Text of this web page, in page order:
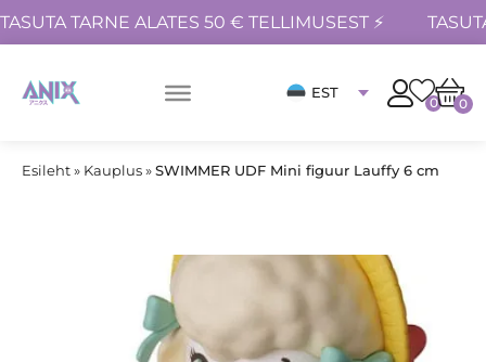
TASUTA TARNE ALATES 50 € TELLIMUSEST ⚡
EST
0 0
Esileht» Kauplus»SWIMMER UDF Mini figuur Lauffy 6 cm